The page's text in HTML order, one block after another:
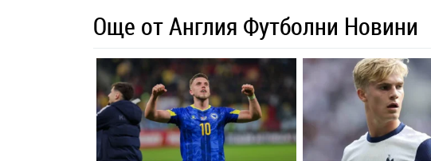
Още от Англия Футболни Новини